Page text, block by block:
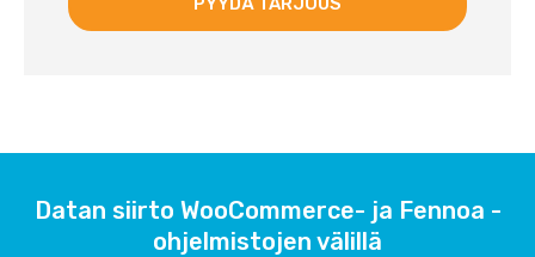
Datan siirto WooCommerce- ja Fennoa -
ohjelmistojen välillä